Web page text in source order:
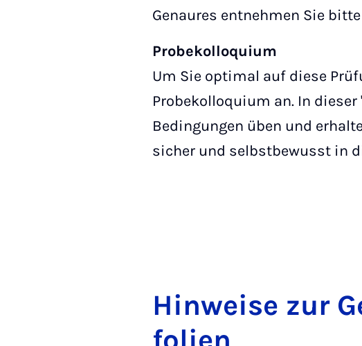
Genaures entnehmen Sie
Probekolloquium
Um Sie optimal auf diese
Probekolloquium an. In
Bedingungen üben und
sicher und selbstbewusst in
Hin­wei­se zur